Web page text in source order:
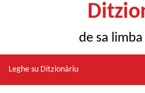
de sa
Leghe su Ditzionàriu